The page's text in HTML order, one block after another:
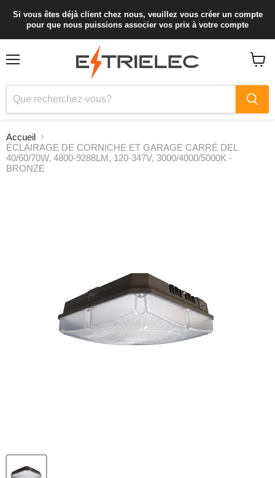
Si vous êtes déjà client chez nous, veuillez vous créer un compte
pour que nous puissions associer vos prix à votre compte
Accueil
ÉCLAIRAGE DE CORNICHE ET GARAGE CARRÉ DEL
40/60/70W, 4800-9288LM, 120-347V, 3000/4000/5000K -
BRONZE